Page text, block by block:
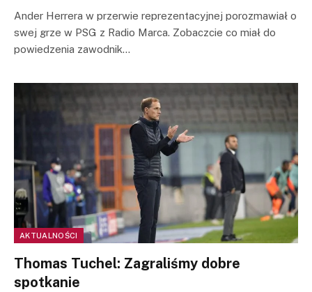
Ander Herrera w przerwie reprezentacyjnej porozmawiał o
swej grze w PSG z Radio Marca. Zobaczcie co miał do
powiedzenia zawodnik…
AKTUALNOŚCI
Thomas Tuchel: Zagraliśmy dobre
spotkanie